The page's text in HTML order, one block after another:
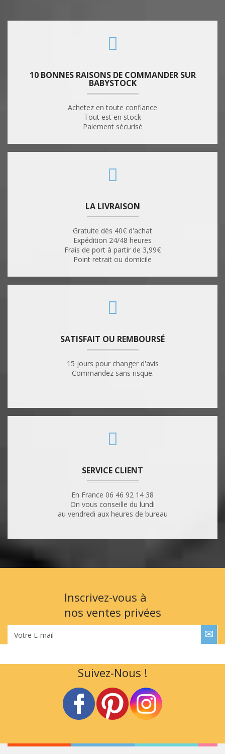
10 BONNES RAISONS DE COMMANDER SUR
BABYSTOCK
Achetez en toute confiance
Tout est en stock
Paiement sécurisé
LA LIVRAISON
Gratuite dès 40€ d'achat
Expédition 24/48 heures
Frais de port à partir de 3,99€
Point retrait ou domicile
SATISFAIT OU REMBOURSÉ
15 jours pour changer d'avis
Commandez sans risque.
SERVICE CLIENT
En France 06 46 92 14 38
On vous conseille du lundi
au vendredi aux heures de bureau
Inscrivez-vous à
nos ventes privées
Votre E-mail
Suivez-Nous !